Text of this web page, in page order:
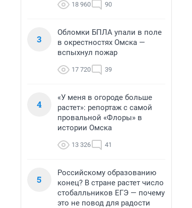
18 960 90
3
Обломки БПЛА упали в поле
в окрестностях Омска —
вспыхнул пожар
17 720 39
4
«У меня в огороде больше
растет»: репортаж с самой
провальной «Флоры» в
истории Омска
13 326 41
5
Российскому образованию
конец? В стране растет число
стобалльников ЕГЭ — почему
это не повод для радости